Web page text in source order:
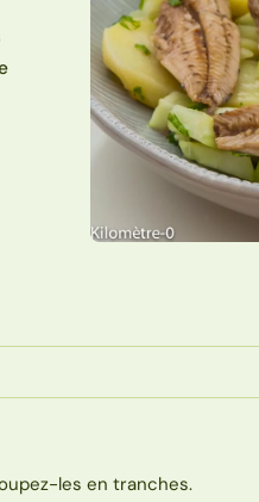
les en tranches.